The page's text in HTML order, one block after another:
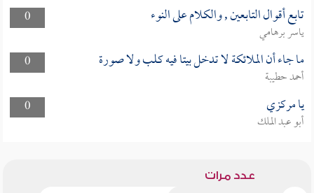
0
تابع أقوال التابعين , والكلام على النوء
ياسر برهامي
0
ما جاء أن الملائكة لا تدخل بيتا فيه كلب ولا صورة
أحمد حطيبة
0
يا مركزي
أبو عبد الملك
عدد مرات